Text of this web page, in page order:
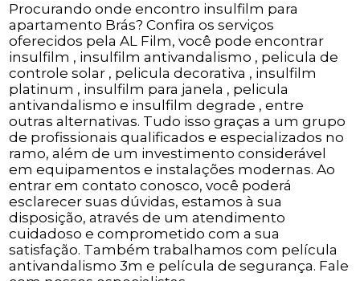
Procurando onde encontro insulfilm para
apartamento Brás? Confira os serviços
oferecidos pela AL Film, você pode encontrar
insulfilm , insulfilm antivandalismo , pelicula de
controle solar , pelicula decorativa , insulfilm
platinum , insulfilm para janela , pelicula
antivandalismo e insulfilm degrade , entre
outras alternativas. Tudo isso graças a um grupo
de profissionais qualificados e especializados no
ramo, além de um investimento considerável
em equipamentos e instalações modernas. Ao
entrar em contato conosco, você poderá
esclarecer suas dúvidas, estamos à sua
disposição, através de um atendimento
cuidadoso e comprometido com a sua
satisfação. Também trabalhamos com película
antivandalismo 3m e película de segurança. Fale